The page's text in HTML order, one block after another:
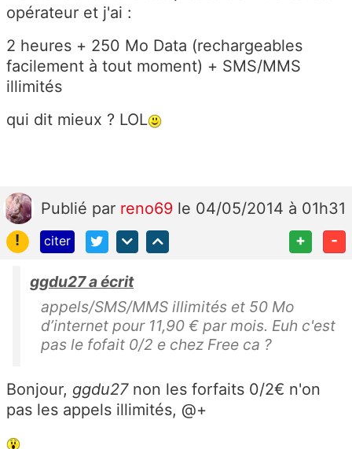
opérateur et j'ai :
2 heures + 250 Mo Data (rechargeables
facilement à tout moment) + SMS/MMS
illimités
qui dit mieux ? LOL
Publié par reno69 le 04/05/2014 à 01h31
!
citer + -
ggdu27 a écrit
appels/SMS/MMS illimités et 50 Mo
d’internet pour 11,90 € par mois. Euh c'est
pas le fofait 0/2 e chez Free ca ?
Bonjour, ggdu27non les forfaits 0/2€ n'on
pas les appels illimités, @+